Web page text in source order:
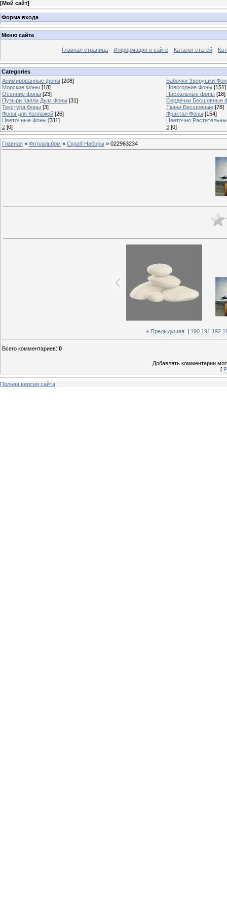
[Мой сайт]
Форма входа
Меню сайта
Главная страница Информация о сайте Каталог статей
Categories
Анимированные фоны [208]
Бабочки Зверушки
Морские Фоны [18] Новогодние Фоны [151]
Осенние фоны [23] Пасхальные фоны [18]
Пузыри Капли Дым Фоны [31]
Сердечки Бесшовные
Текстура Фоны [3] Ткани Бесшовные [76]
Фоны для Коллажей [26] Фрактал Фоны [154]
Цветочные Фоны [311]
Цветочно
2 [0] 3 [0]
Главная » Фотоальбом » Скраб Наборы » 022963234
« Предыдущая 190 191 192
Всего комментариев: 0
Добавлять комментарии
[
Полная версия сайта